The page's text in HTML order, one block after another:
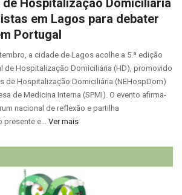
em Lagos para debater
Portugal
a cidade de Lagos acolhe a 5.ª edição
de Hospitalização Domiciliária (HD), promovido
de Hospitalização Domiciliária (NEHospDom)
de Medicina Interna (SPMI). O evento afirma-
nacional de reflexão e partilha
presente e… Ver mais